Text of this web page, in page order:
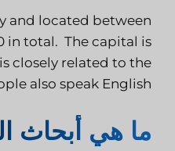
and located between
in total. The capital is
closely related to the
also speak English.
ما هي أبحاث